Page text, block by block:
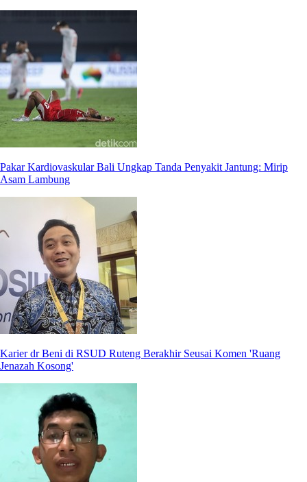
Pakar Kardiovaskular Bali Ungkap Tanda Penyakit Jantung: Mirip
Asam Lambung
Karier dr Beni di RSUD Ruteng Berakhir Seusai Komen 'Ruang
Jenazah Kosong'